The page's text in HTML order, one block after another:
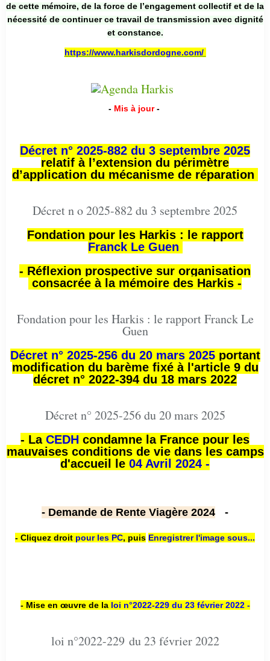
de cette mémoire, de la force de l’engagement collectif et de la
nécessité de continuer ce travail de transmission avec dignité
et constance.
https://www.harkisdordogne.com/
- Mis à jour -
Décret n° 2025-882 du 3 septembre 2025
relatif à l’extension du périmètre
d’application du mécanisme de réparation
Décret n o 2025-882 du 3 septembre 2025
Fondation pour les Harkis : le rapport
Franck Le Guen
- Réflexion prospective sur organisation
consacrée à la mémoire des Harkis -
Fondation pour les Harkis : le rapport Franck Le
Guen
Décret n° 2025-256 du 20 mars 2025portant
modification du barème fixé à l'article 9 du
décret n° 2022-394 du 18 mars 2022
Décret n° 2025-256 du 20 mars 2025
- La CEDH condamne la France pour les
mauvaises conditions de vie dans les camps
d'accueil le 04 Avril 2024 -
- Demande de Rente Viagère 2024 -
- Cliquez droit pour les PC, puis Enregistrer l'image sous...
- Mise en œuvre de la loi n°2022-229 du 23 février 2022 -
loi n°2022-229 du 23 février 2022